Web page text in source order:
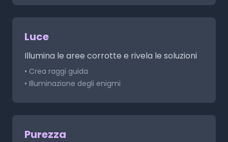
Luce
Illumina le aree corrotte e rivela le soluzioni
• Crea raggi guida
• Illuminazione degli enigmi
Purezza